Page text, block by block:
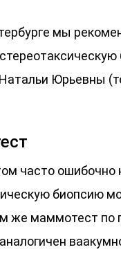
мы
Юрьевны
часто ошибочно
биопсию
же маммотест по